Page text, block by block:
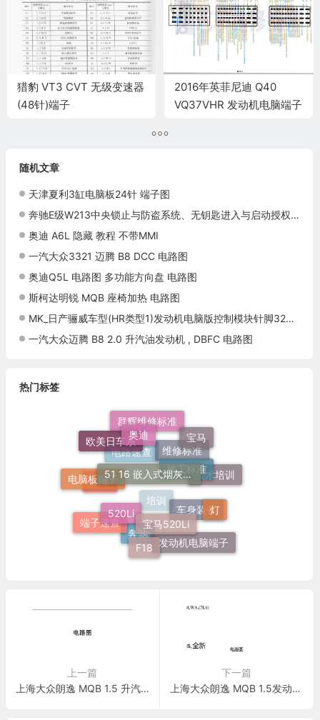
猎豹 VT3 CVT 无级变速器
(48针)端子
2016年英菲尼迪 Q40
VQ37VHR 发动机电脑端子
随机文章
天津夏利3缸电脑板24针 端子图
奔驰E级W213中央锁止与防盗系统、无钥匙进入与启动授权（三）
奥迪 A6L 隐藏 教程 不带MMI
一汽大众3321 迈腾 B8 DCC 电路图
奥迪Q5L 电路图 多功能方向盘 电路图
斯柯达明锐 MQB 座椅加热 电路图
MK_日产骊威车型(HR类型1)发动机电脑版控制模块针脚32+48+32 端子图
一汽大众迈腾 B8 2.0 升汽油发动机 , DBFC 电路图
热门标签
奔驰
培训
车身装备
发动机电脑端子
F18
端子速查
N20
电路速查
维修标准
技术培训
灯
宝马520Li
电脑板端子
欧美日车系
群辉维修标准
宝马
施工标准
51 16 嵌入式烟灰缸托架
奥迪
上一篇
上海大众朗逸 MQB 1.5 升汽油发动机 , DMBA,(7L6) 电路图
下一篇
上海大众朗逸 MQB 1.5发动机 DLWA 电路图